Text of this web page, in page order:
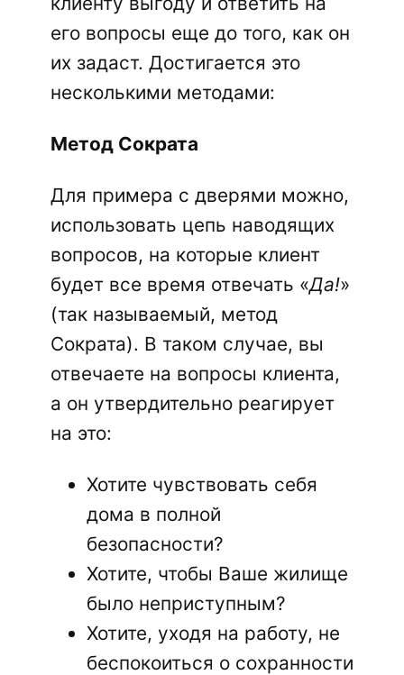
его вопросы еще до того, как он
их задаст. Достигается это
несколькими методами:
Метод Сократа
Для примера с дверями можно,
использовать цепь наводящих
вопросов, на которые клиент
будет все время отвечать «Да!»
(так называемый, метод
Сократа). В таком случае, вы
отвечаете на вопросы клиента,
а он утвердительно реагирует
на это:
Хотите чувствовать себя
дома в полной
безопасности?
Хотите, чтобы Ваше жилище
было неприступным?
Хотите, уходя на работу, не
беспокоиться о сохранности